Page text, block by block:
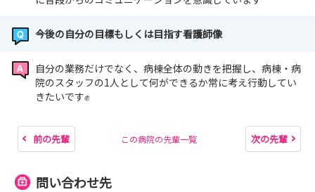
今後の自分の目標もしくは目指す看護師像
自分の業務だけでなく、病棟全体の動きを把握し、病棟・病
院のスタッフの1人として何ができるか常に考え行動してい
きたいです✊
前の先輩 この病院の先輩一覧 次の先輩
問い合わせ先